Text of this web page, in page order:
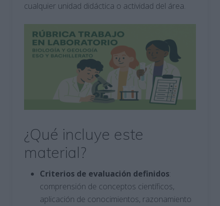
cualquier unidad didáctica o actividad del área.
¿Qué incluye este
material?
Criterios de evaluación definidos:
comprensión de conceptos científicos,
aplicación de conocimientos, razonamiento